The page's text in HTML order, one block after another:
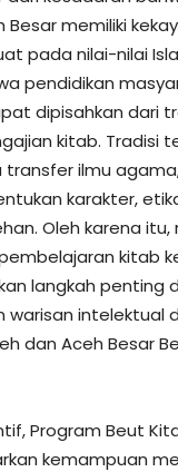
Besar memiliki
pada nilai-nilai
pendidikan
dipisahkan dari
kitab. Tradisi
transfer ilmu
karakter,
Oleh karena itu,
kitab
langkah penting
warisan intelektual
dan Aceh Besar
Program Beut
kemampuan